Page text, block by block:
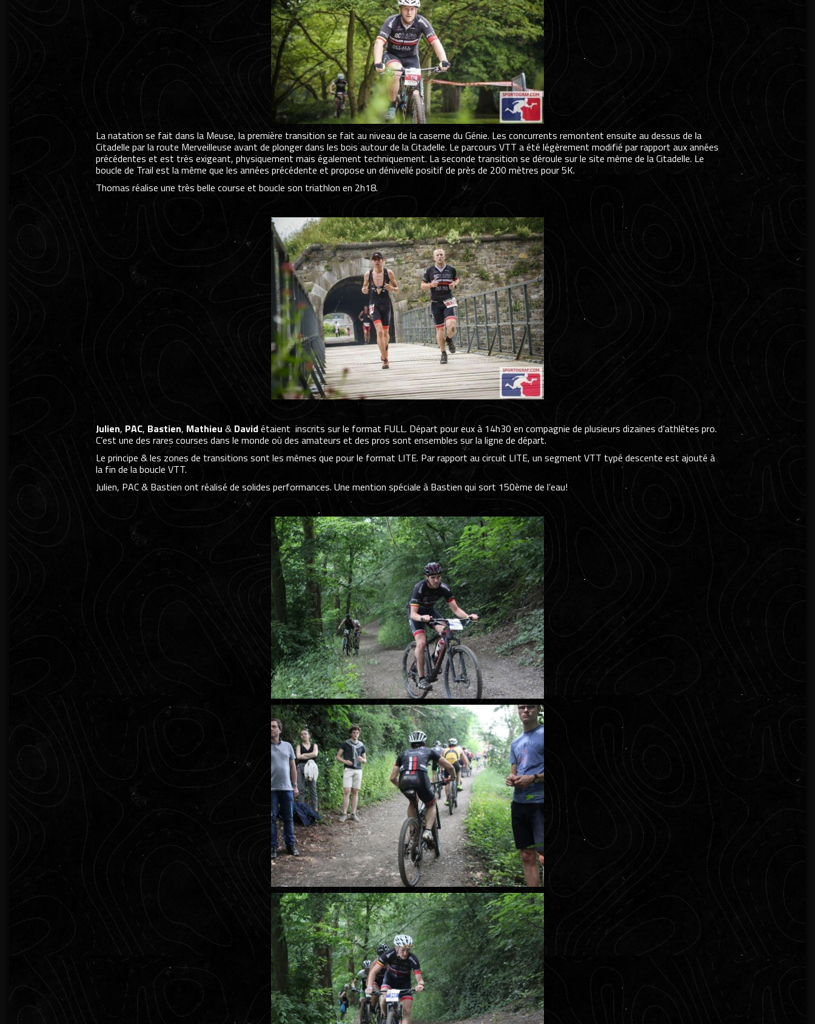
La natation se fait dans la Meuse, la première transition se fait au niveau de la caserne du Génie. Les concurrents remontent ensuite au dessus de la
Citadelle par la route Merveilleuse avant de plonger dans les bois autour de la Citadelle. Le parcours VTT a été légèrement modifié par rapport aux années
précédentes et est très exigeant, physiquement mais également techniquement. La seconde transition se déroule sur le site même de la Citadelle. Le
boucle de Trail est la même que les années précédente et propose un dénivellé positif de près de 200 mètres pour 5K.
Thomas réalise une très belle course et boucle son triathlon en 2h18.
Julien, PAC, Bastien, Mathieu & Davidétaient inscrits sur le format FULL. Départ pour eux à 14h30 en compagnie de plusieurs dizaines d’athlètes pro.
C’est une des rares courses dans le monde où des amateurs et des pros sont ensembles sur la ligne de départ.
Le principe & les zones de transitions sont les mêmes que pour le format LITE. Par rapport au circuit LITE, un segment VTT typé descente est ajouté à
la fin de la boucle VTT.
Julien, PAC & Bastien ont réalisé de solides performances. Une mention spéciale à Bastien qui sort 150ème de l’eau!